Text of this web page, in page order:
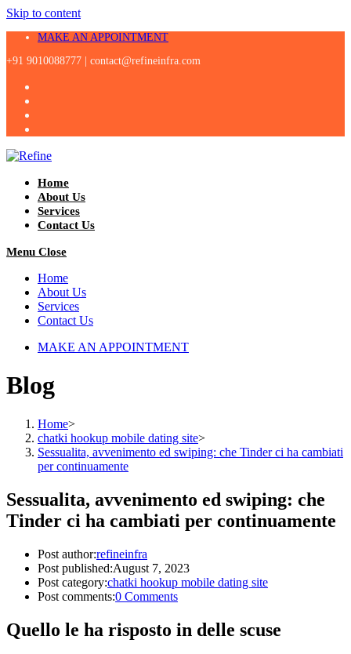
Skip to content
MAKE AN APPOINTMENT
+91 9010088777 | contact@refineinfra.com
Home
About Us
Services
Contact Us
Menu Close
Home
About Us
Services
Contact Us
MAKE AN APPOINTMENT
Blog
Home>
chatki hookup mobile dating site>
Sessualita, avvenimento ed swiping: che Tinder ci ha cambiati
per continuamente
Sessualita, avvenimento ed swiping: che
Tinder ci ha cambiati per continuamente
Post author:refineinfra
Post published:August 7, 2023
Post category:chatki hookup mobile dating site
Post comments:0 Comments
Quello le ha risposto in delle scuse